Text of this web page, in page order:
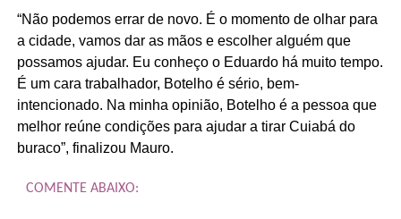
“Não podemos errar de novo. É o momento de olhar para
a cidade, vamos dar as mãos e escolher alguém que
possamos ajudar. Eu conheço o Eduardo há muito tempo.
É um cara trabalhador, Botelho é sério, bem-
intencionado. Na minha opinião, Botelho é a pessoa que
melhor reúne condições para ajudar a tirar Cuiabá do
buraco”, finalizou Mauro.
COMENTE ABAIXO: